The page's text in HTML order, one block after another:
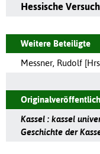
Hessische
Weitere Beteiligte
Messner, Rudolf
Kassel : kassel
Geschichte der